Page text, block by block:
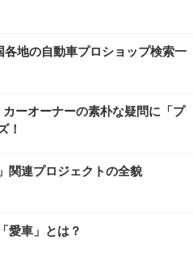
地の自動車プロショップ検索一
カーオーナーの素朴な疑問に「プ
！
関連プロジェクトの全貌
愛車」とは？